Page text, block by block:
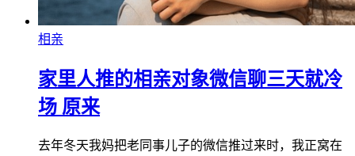
相亲
家里人推的相亲对象微信聊三天就冷
场 原来
去年冬天我妈把老同事儿子的微信推过来时，我正窝在